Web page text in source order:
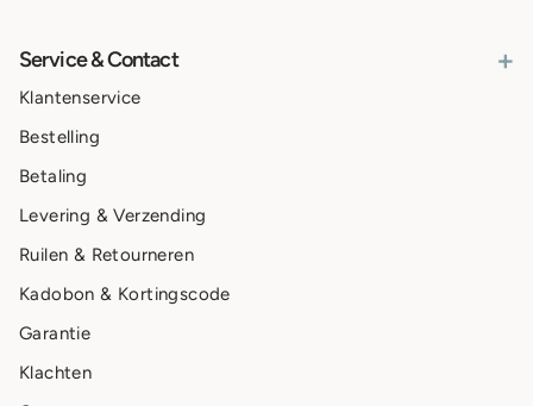
Service & Contact +
Klantenservice
Bestelling
Betaling
Levering & Verzending
Ruilen & Retourneren
Kadobon & Kortingscode
Garantie
Klachten